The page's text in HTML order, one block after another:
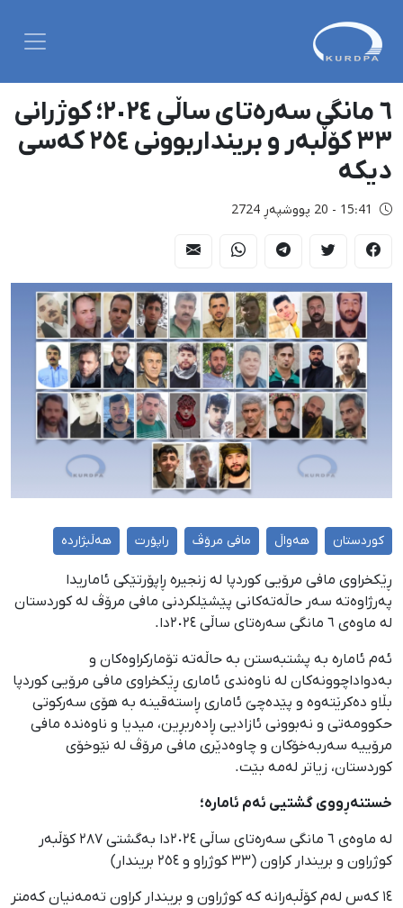
٦ مانگی سەرەتای ساڵی ٢٠٢٤؛ کوژرانی
٣٣ کۆڵبەر و برینداربوونی ٢٥٤ کەسی
دیکە
15:41 - 20 پووشپەڕ 2724
کوردستان هەواڵ مافی مرۆڤ راپۆرت هەڵبژاردە
ڕێکخراوی مافی مرۆیی کوردپا لە زنجیرە ڕاپۆرتێکی ئاماریدا
پەرژاوەتە سەر حاڵەتەکانی پێشێلکردنی مافی مرۆڤ لە کوردستان
لە ماوەی ٦ مانگی سەرەتای ساڵی ٢٠٢٤دا.
ئەم ئامارە بە پشتبەستن بە حاڵەتە تۆمارکراوەکان و
بەدواداچوونەکان لە ناوەندی ئاماری ڕێکخراوی مافی مرۆیی کوردپا
بڵاو دەکرێتەوە و پێدەچێ ئاماری ڕاستەقینە بە هۆی سەرکوتی
حکوومەتی و نەبوونی ئازادیی ڕادەربڕین، میدیا و ناوەندە مافی
مرۆییە سەربەخۆکان و چاوەدێری مافی مرۆڤ لە نێوخۆی
کوردستان، زیاتر لەمە بێت.
خستنەڕووی گشتیی ئەم ئامارە؛
لە ماوەی ٦ مانگی سەرەتای ساڵی ٢٠٢٤دا بەگشتی ٢٨٧ کۆڵبەر
کوژراون و بریندار کراون (٣٣ کوژراو و ٢٥٤ بریندار)
١٤ کەس لەم کۆڵبەرانە کە کوژراون و بریندار کراون تەمەنیان کەمتر